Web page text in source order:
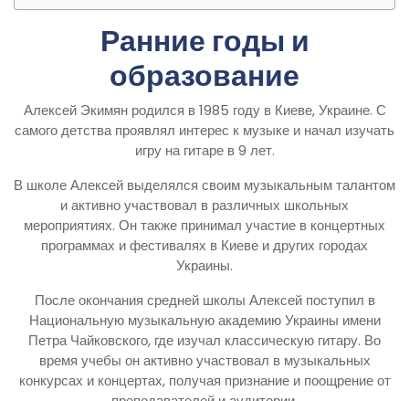
Ранние годы и
образование
Алексей Экимян родился в 1985 году в Киеве, Украине. С
самого детства проявлял интерес к музыке и начал изучать
игру на гитаре в 9 лет.
В школе Алексей выделялся своим музыкальным талантом
и активно участвовал в различных школьных
мероприятиях. Он также принимал участие в концертных
программах и фестивалях в Киеве и других городах
Украины.
После окончания средней школы Алексей поступил в
Национальную музыкальную академию Украины имени
Петра Чайковского, где изучал классическую гитару. Во
время учебы он активно участвовал в музыкальных
конкурсах и концертах, получая признание и поощрение от